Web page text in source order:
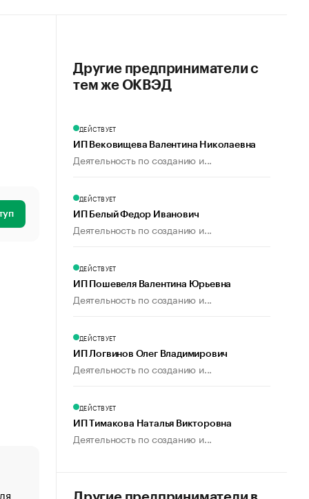
«От спорта тело стареет иначе». Как живет глава
Другие предприниматели с
тем же ОКВЭД
ДЕЙСТВУЕТ
ИП Вековищева Валентина Николаевна
Деятельность по созданию и...
ДЕЙСТВУЕТ
ИП Белый Федор Иванович
Деятельность по созданию и...
ДЕЙСТВУЕТ
ИП Пошевеля Валентина Юрьевна
Деятельность по созданию и...
ДЕЙСТВУЕТ
ИП Логвинов Олег Владимирович
Деятельность по созданию и...
ДЕЙСТВУЕТ
ИП Тимакова Наталья Викторовна
Деятельность по созданию и...